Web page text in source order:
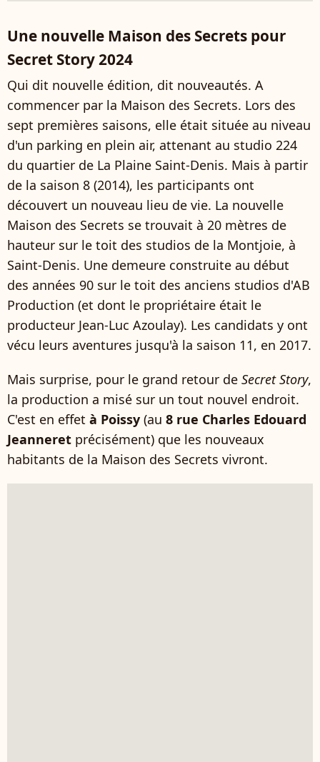
Une nouvelle Maison des Secrets pour
Secret Story 2024
Qui dit nouvelle édition, dit nouveautés. A
commencer par la Maison des Secrets. Lors des
sept premières saisons, elle était située au niveau
d'un parking en plein air, attenant au studio 224
du quartier de La Plaine Saint-Denis. Mais à partir
de la saison 8 (2014), les participants ont
découvert un nouveau lieu de vie. La nouvelle
Maison des Secrets se trouvait à 20 mètres de
hauteur sur le toit des studios de la Montjoie, à
Saint-Denis. Une demeure construite au début
des années 90 sur le toit des anciens studios d'AB
Production (et dont le propriétaire était le
producteur Jean-Luc Azoulay). Les candidats y ont
vécu leurs aventures jusqu'à la saison 11, en 2017.
Mais surprise, pour le grand retour de Secret Story,
la production a misé sur un tout nouvel endroit.
C'est en effet à Poissy (au 8 rue Charles Edouard
Jeanneret précisément) que les nouveaux
habitants de la Maison des Secrets vivront.